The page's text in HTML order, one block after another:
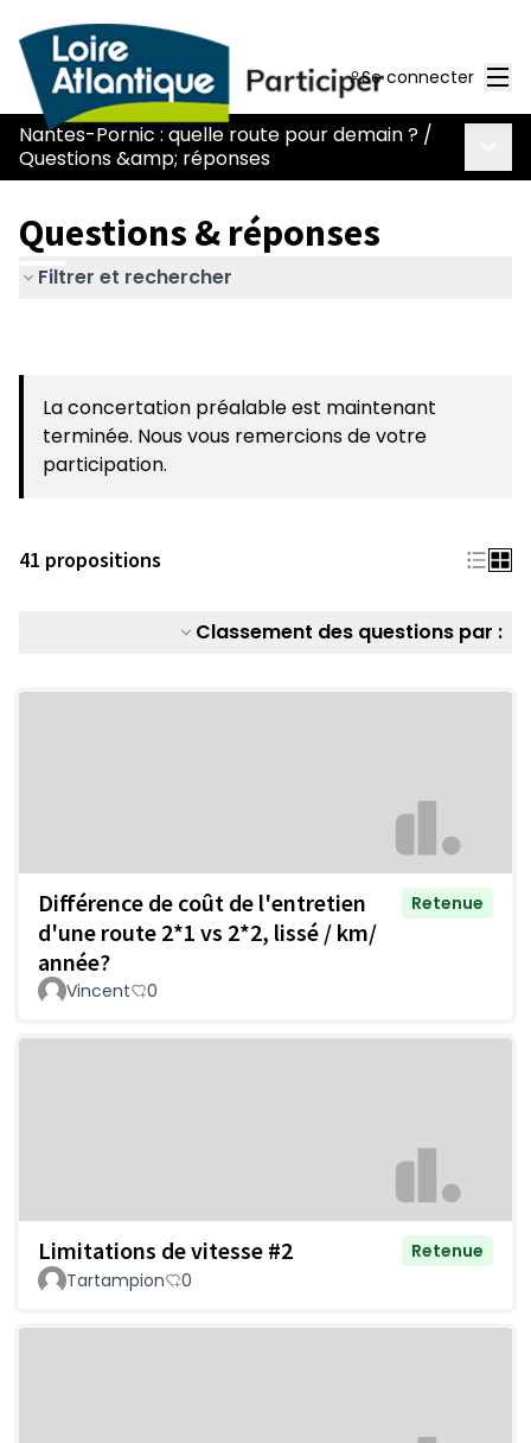
Se connecter
Nantes-Pornic : quelle route pour demain ? /
Questions &amp; réponses
Questions & réponses
Filtrer et rechercher
La concertation préalable est maintenant
terminée. Nous vous remercions de votre
participation.
41 propositions
Classement des questions par :
Différence de coût de l'entretien
d'une route 2*1 vs 2*2, lissé / km/
année?
Retenue
Vincent 0
Limitations de vitesse #2
Retenue
Tartampion
0